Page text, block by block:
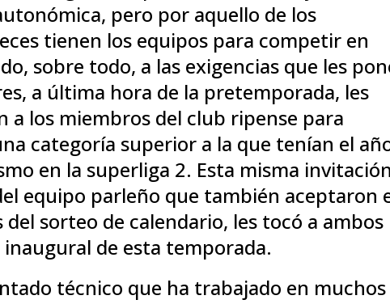
pero por aquello de los
tienen los equipos para competir en
sobre todo, a las exigencias que les
a última hora de la pretemporada, les
a los miembros del club ripense para
categoría superior a la que tenían el
en la superliga 2. Esta misma invitación
equipo parleño que también aceptaron
sorteo de calendario, les tocó a ambos
de esta temporada.
técnico que ha trabajado en muchos